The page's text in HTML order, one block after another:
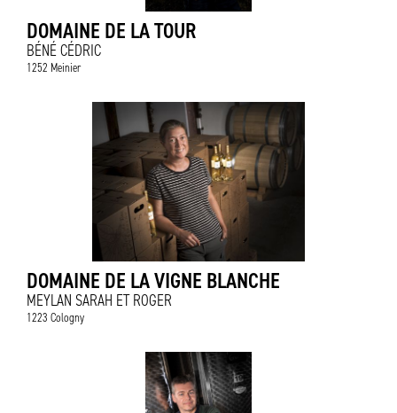
DOMAINE DE LA TOUR
BÉNÉ CÉDRIC
1252 Meinier
DOMAINE DE LA VIGNE BLANCHE
MEYLAN SARAH ET ROGER
1223 Cologny